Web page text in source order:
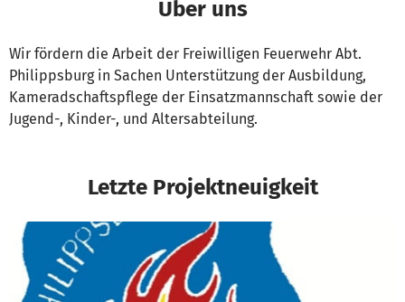
Über uns
Wir fördern die Arbeit der Freiwilligen Feuerwehr Abt.
Philippsburg in Sachen Unterstützung der Ausbildung,
Kameradschaftspflege der Einsatzmannschaft sowie der
Jugend-, Kinder-, und Altersabteilung.
Letzte Projektneuigkeit